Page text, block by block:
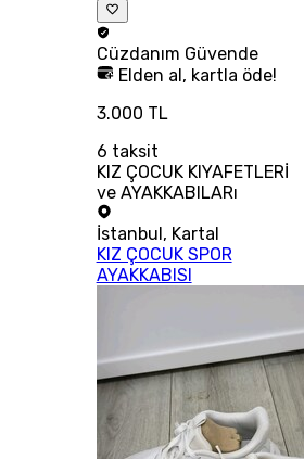
Cüzdanım Güvende
Elden al, kartla öde!
3.000 TL
6 taksit
KIZ ÇOCUK KIYAFETLERİ
ve AYAKKABILARı
İstanbul , Kartal
KIZ ÇOCUK SPOR
AYAKKABISI